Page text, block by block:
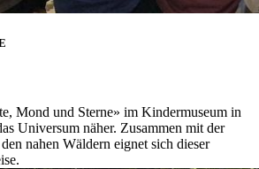
Mond und Sterne» im Kindermuseum in
Universum näher. Zusammen mit der
nahen Wäldern eignet sich dieser